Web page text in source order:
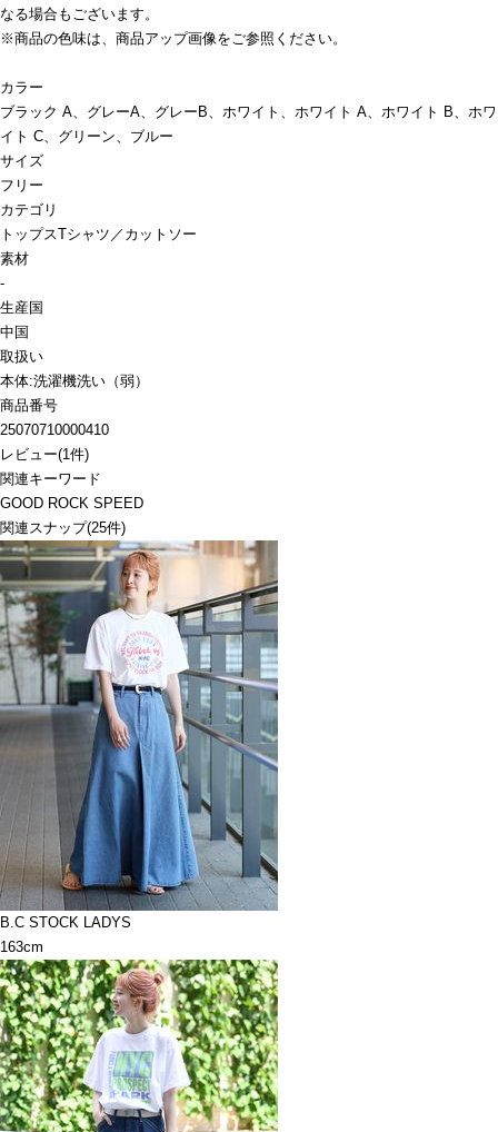
なる場合もございます。
※商品の色味は、商品アップ画像をご参照ください。
カラー
ブラック A、グレーA、グレーB、ホワイト、ホワイト A、ホワイト B、ホワ
イト C、グリーン、ブルー
サイズ
フリー
カテゴリ
トップスTシャツ／カットソー
素材
-
生産国
中国
取扱い
本体:洗濯機洗い（弱）
商品番号
25070710000410
レビュー(1件)
関連キーワード
GOOD ROCK SPEED
関連スナップ(25件)
B.C STOCK LADYS
163cm